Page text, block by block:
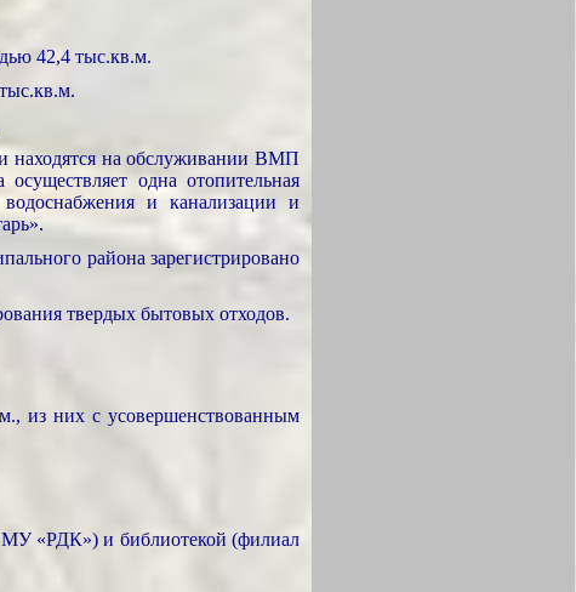
42,4 тыс.кв.м.
находятся на обслуживании ВМП
одна отопительная
и канализации и
района зарегистрировано
твердых бытовых отходов.
м., из них с усовершенствованным
МУ «РДК») и библиотекой (филиал